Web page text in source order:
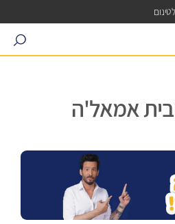
search
אמאל'ה